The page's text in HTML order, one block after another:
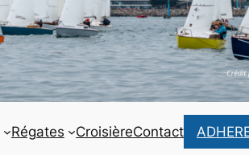
Régates CroisièreContact